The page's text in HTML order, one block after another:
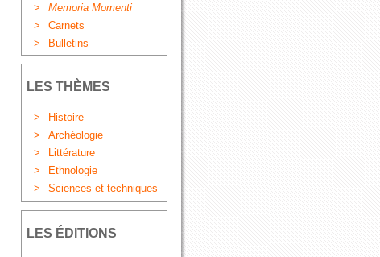
>
Memoria Momenti
>
Carnets
>
Bulletins
LES THÈMES
>
Histoire
>
Archéologie
>
Littérature
>
Ethnologie
>
Sciences et techniques
LES ÉDITIONS